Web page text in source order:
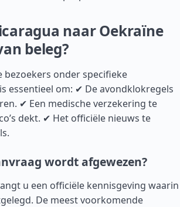
naar Oekraïne
beleg?
bezoekers onder specifieke
essentieel om: ✔ De avondklokregels
✔ Een medische verzekering te
dekt. ✔ Het officiële nieuws te
wordt afgewezen?
u een officiële kennisgeving waarin
De meest voorkomende